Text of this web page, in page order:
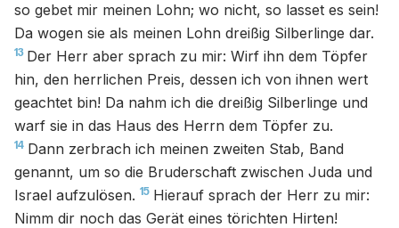
so gebet mir meinen Lohn; wo nicht, so lasset es sein!
Da wogen sie als meinen Lohn dreißig Silberlinge dar.
13 Der Herr aber sprach zu mir: Wirf ihn dem Töpfer
hin, den herrlichen Preis, dessen ich von ihnen wert
geachtet bin! Da nahm ich die dreißig Silberlinge und
warf sie in das Haus des Herrn dem Töpfer zu.
14 Dann zerbrach ich meinen zweiten Stab, Band
genannt, um so die Bruderschaft zwischen Juda und
Israel aufzulösen. 15 Hierauf sprach der Herr zu mir:
Nimm dir noch das Gerät eines törichten Hirten!